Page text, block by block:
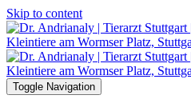
Skip to content
Toggle Navigation